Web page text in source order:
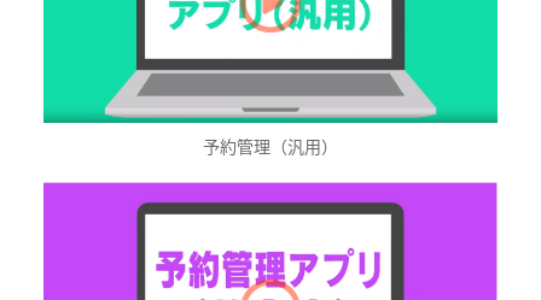
予約管理（汎用）